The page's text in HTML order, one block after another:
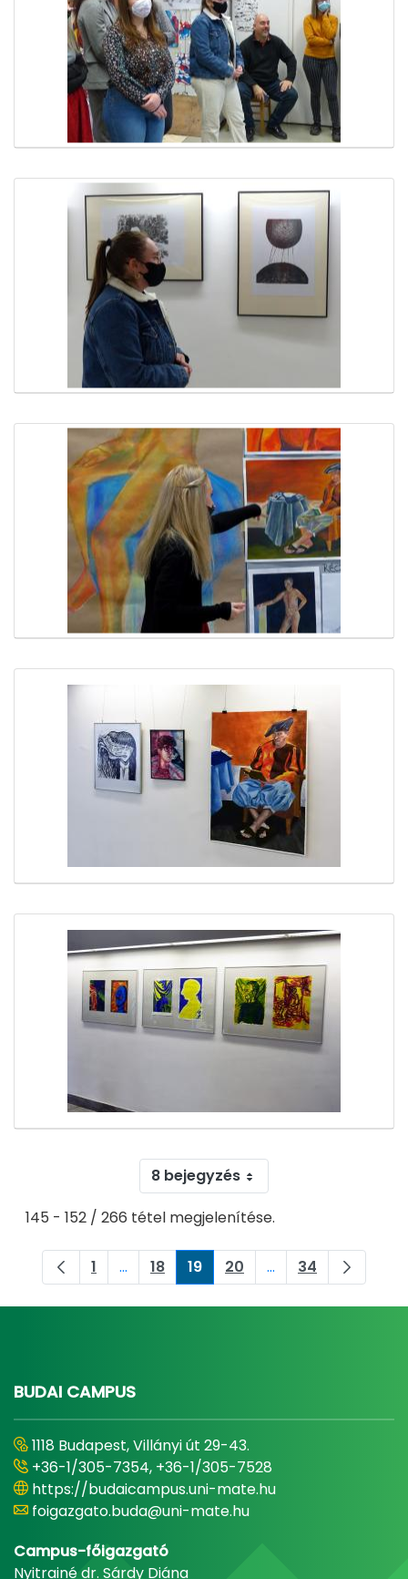
8 bejegyzés
145 - 152 / 266 tétel megjelenítése.
Oldal
1 ...Köztes oldalak Navigáljon a TAB
Oldal
18 Oldal
19 Oldal
20 ...Köztes oldalak
Oldal
34
BUDAI CAMPUS
1118 Budapest, Villányi út 29-43.
+36-1/305-7354, +36-1/305-7528
https://budaicampus.uni-mate.hu
foigazgato.buda@uni-mate.hu
Campus-főigazgató
Nyitrainé dr. Sárdy Diána